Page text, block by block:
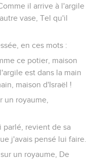
il arrive à l'argile
vase, Tel qu'il
en ces mots :
ce potier, maison
est dans la main
maison d'Israël !
un royaume,
parlé, revient de sa
j'avais pensé lui faire.
un royaume, De